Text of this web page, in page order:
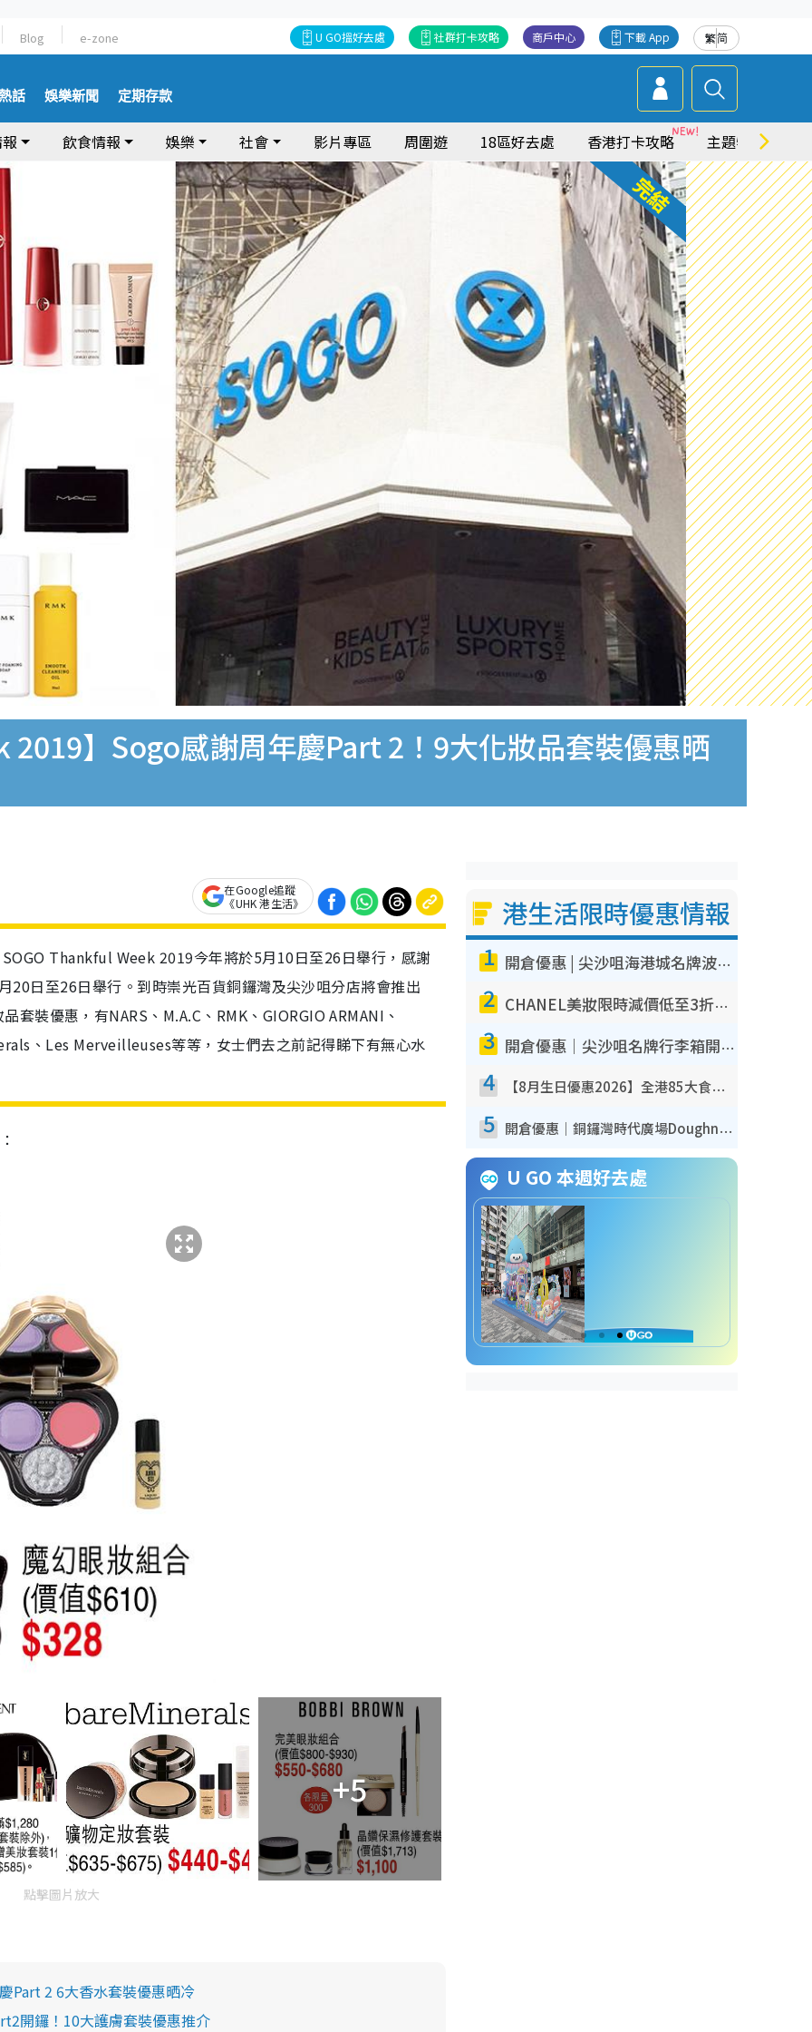
Blog e-zone 繁简
下載 App
商戶中心
社群打卡攻略
U GO搵好去處
話 娛樂新聞 定期存款
飲食情報 娛樂 社會 影片專區 周圍遊 18區好去處 香港打卡攻略 主題特集
】Sogo感謝周年慶Part 2！9大化妝品套裝優惠晒
在Google追蹤
《UHK 港生活》
Thankful Week 2019今年將於5月10日至26日舉行，感謝
20日至26日舉行。到時崇光百貨銅鑼灣及尖沙咀分店將會推出
裝優惠，有NARS、M.A.C、RMK、GIORGIO ARMANI、
、Les Merveilleuses等等，女士們去之前記得睇下有無心水
+5
點擊圖片放大
Part 2 6大香水套裝優惠晒冷
開鑼！10大護膚套裝優惠推介
港生活限時優惠情報
1 開倉優惠 | 尖沙咀海港城名牌波鞋開倉低至1折！On鞋$899起／Joy&Peace鞋履$98起
2 CHANEL美妝限時減價低至3折！人氣粉底/唇膏/精華液低至$275！COCO香水都有平
3 開倉優惠｜尖沙咀名牌行李箱開倉低至4折！一連5日 American Tourister/ace./Hallmark $200起！
4 【8月生日優惠2026】全港85大食買玩著數攻略 自助餐/火鍋放題同行免費＋誠品/DONKI送現金券
5 開倉優惠｜銅鑼灣時代廣場Doughnut/Campo Marzio開倉低至1折！背囊、書包、手袋劈價$200起
U GO 本週好去處